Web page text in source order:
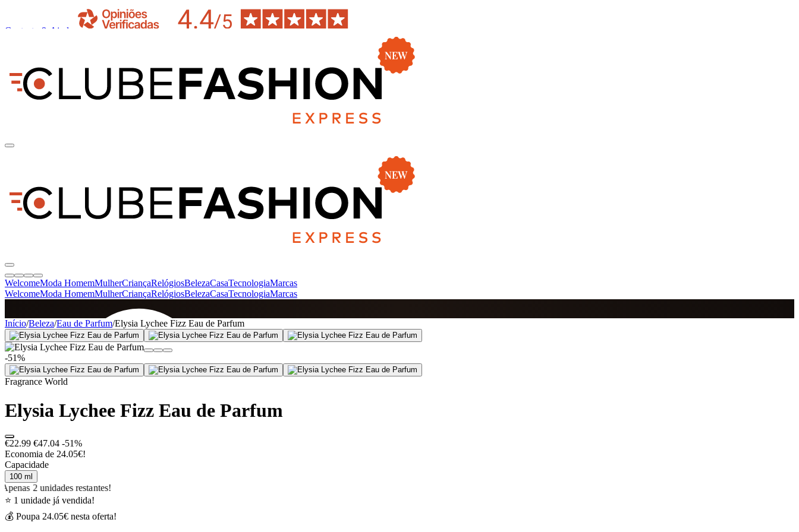
Contacto & Ajuda
WelcomeModa HomemMulherCriançaRelógiosBelezaCasaTecnologiaMarcas
WelcomeModa HomemMulherCriançaRelógiosBelezaCasaTecnologiaMarcas
SINCE 2005
+de 36.000 reviews
Início/Beleza/Eau de Parfum/Elysia Lychee Fizz Eau de Parfum
-51%
Fragrance World
Elysia Lychee Fizz Eau de Parfum
€22.99 €47.04 -51%
Economia de 24.05€!
Capacidade
100 ml
Apenas 2 unidades restantes!
⭐ 1 unidade já vendida!
💰 Poupa 24.05€ nesta oferta!